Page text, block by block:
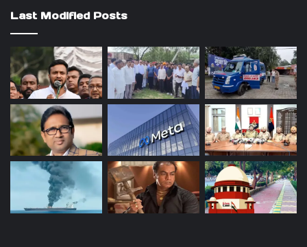
Last Modified Posts